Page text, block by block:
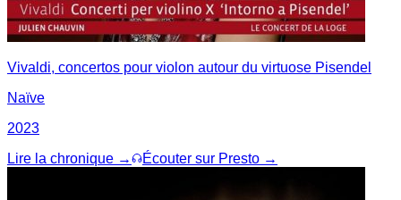
Vivaldi, concertos pour violon autour du virtuose Pisendel
Naïve
2023
Lire la chronique →
Écouter sur Presto →